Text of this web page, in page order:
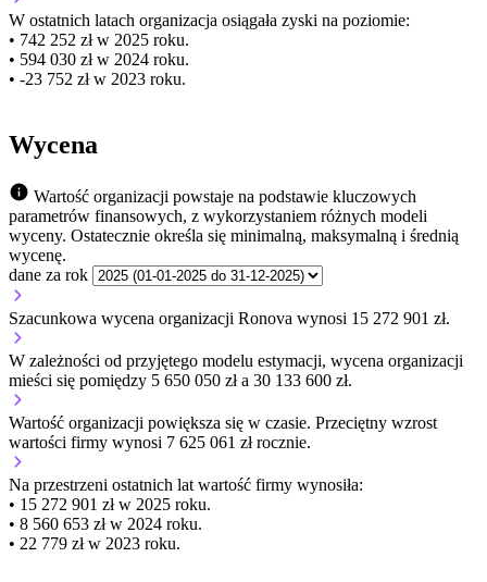
W ostatnich latach organizacja osiągała zyski na poziomie:
• 742 252 zł w 2025 roku.
• 594 030 zł w 2024 roku.
• -23 752 zł w 2023 roku.
Wycena
Wartość organizacji powstaje na podstawie kluczowych
parametrów finansowych, z wykorzystaniem różnych modeli
wyceny. Ostatecznie określa się minimalną, maksymalną i średnią
wycenę.
dane za rok
Szacunkowa wycena organizacji Ronova wynosi 15 272 901 zł.
W zależności od przyjętego modelu estymacji, wycena organizacji
mieści się pomiędzy 5 650 050 zł a 30 133 600 zł.
Wartość organizacji powiększa się w czasie. Przeciętny wzrost
wartości firmy wynosi 7 625 061 zł rocznie.
Na przestrzeni ostatnich lat wartość firmy wynosiła:
• 15 272 901 zł w 2025 roku.
• 8 560 653 zł w 2024 roku.
• 22 779 zł w 2023 roku.